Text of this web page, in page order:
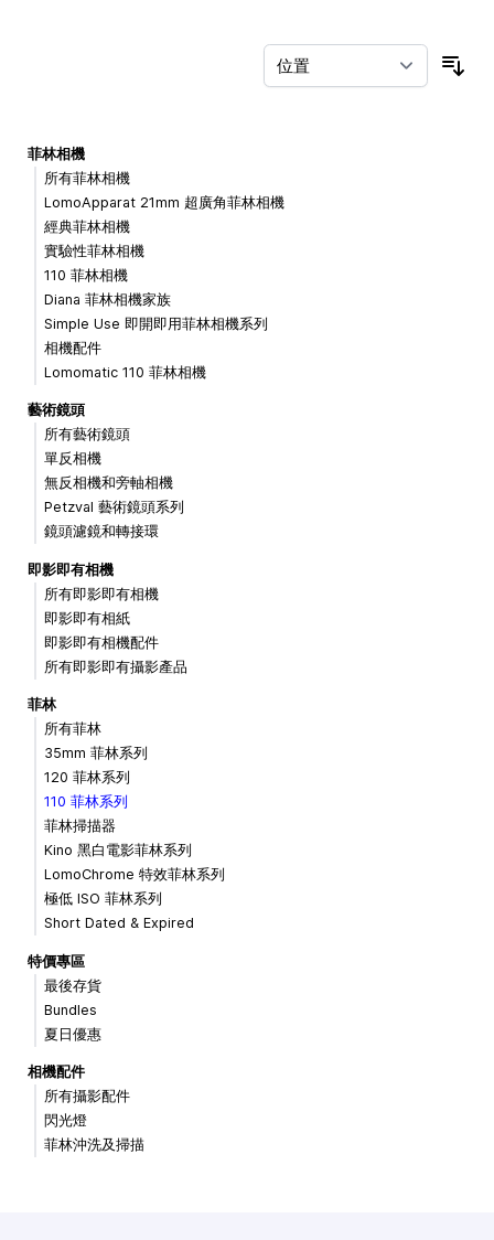
菲林相機
所有菲林相機
LomoApparat 21mm 超廣角菲林相機
經典菲林相機
實驗性菲林相機
110 菲林相機
Diana 菲林相機家族
Simple Use 即開即用菲林相機系列
相機配件
Lomomatic 110 菲林相機
藝術鏡頭
所有藝術鏡頭
單反相機
無反相機和旁軸相機
Petzval 藝術鏡頭系列
鏡頭濾鏡和轉接環
即影即有相機
所有即影即有相機
即影即有相紙
即影即有相機配件
所有即影即有攝影產品
菲林
所有菲林
35mm 菲林系列
120 菲林系列
110 菲林系列
菲林掃描器
Kino 黑白電影菲林系列
LomoChrome 特效菲林系列
極低 ISO 菲林系列
Short Dated & Expired
特價專區
最後存貨
Bundles
夏日優惠
相機配件
所有攝影配件
閃光燈
菲林沖洗及掃描